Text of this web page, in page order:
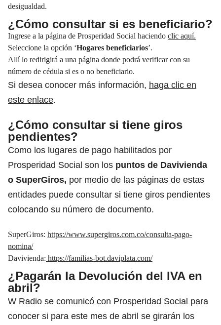
desigualdad.
¿Cómo consultar si es beneficiario?
Ingrese a la página de Prosperidad Social haciendo clic aquí.
Seleccione la opción ‘Hogares beneficiarios’.
Allí lo redirigirá a una página donde podrá verificar con su
número de cédula si es o no beneficiario.
Si desea conocer más información, haga clic en
este enlace.
¿Cómo consultar si tiene giros
pendientes?
Como los lugares de pago habilitados por
Prosperidad Social son los puntos de Davivienda
o SuperGiros, por medio de las páginas de estas
entidades puede consultar si tiene giros pendientes
colocando su número de documento.
SuperGiros: https://www.supergiros.com.co/consulta-pago-
nomina/
Davivienda: https://familias-bot.daviplata.com/
¿Pagarán la Devolución del IVA en
abril?
W Radio se comunicó con Prosperidad Social para
conocer si para este mes de abril se girarán los